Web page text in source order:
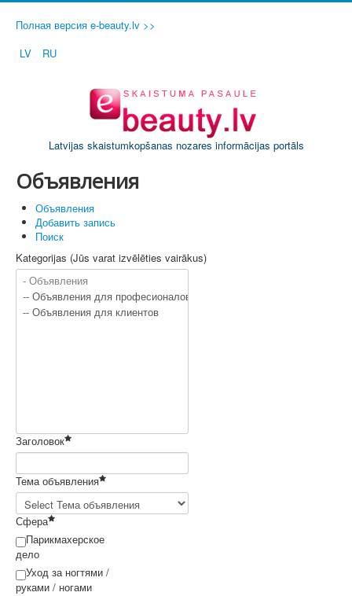
Полная версия e-beauty.lv >>
LV
RU
Latvijas skaistumkopšanas nozares informācijas portāls
Объявления
Объявления
Добавить запись
Поиск
Kategorijas (Jūs varat izvēlēties vairākus)
Заголовок
Тема объявления
Сфера
Парикмахерское
дело
Уход за ногтями /
руками / ногами